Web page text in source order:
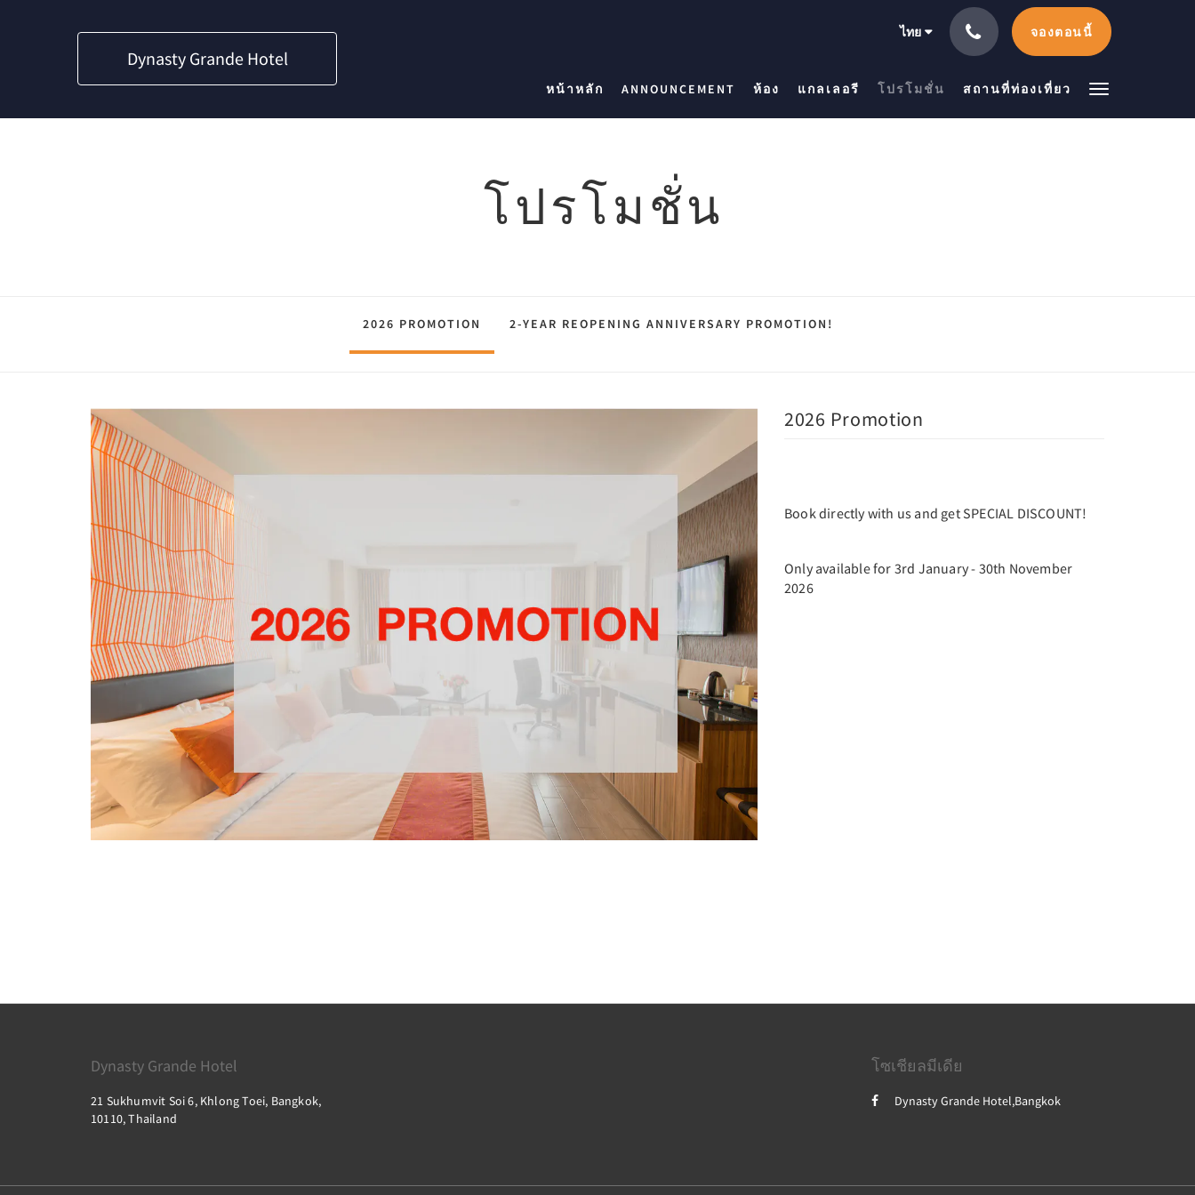
Dynasty Grande Hotel
ไทย จองตอนนี้
หน้าหลัก ANNOUNCEMENT ห้อง แกลเลอรี โปรโมชั่น สถานที่ท่องเที่ยว
โปรโมชั่น
2026 PROMOTION 2-YEAR REOPENING ANNIVERSARY PROMOTION!
2026 Promotion
Book directly with us and get SPECIAL DISCOUNT!
Only available for 3rd January - 30th November
2026
Dynasty Grande Hotel
21 Sukhumvit Soi 6, Khlong Toei, Bangkok,
10110, Thailand
โซเชียลมีเดีย
Dynasty Grande Hotel,Bangkok